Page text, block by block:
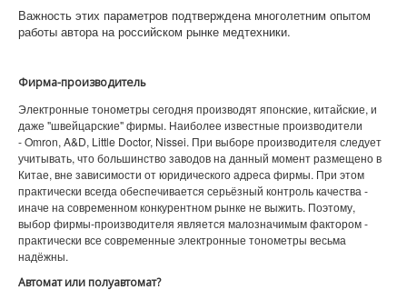
Важность этих параметров подтверждена многолетним опытом
работы автора на российском рынке медтехники.
Фирма-производитель
Электронные тонометры сегодня производят японские, китайские, и
даже "швейцарские" фирмы. Наиболее известные производители
- Omron, A&D, Little Doctor, Nissei. При выборе производителя следует
учитывать, что большинство заводов на данный момент размещено в
Китае, вне зависимости от юридического адреса фирмы. При этом
практически всегда обеспечивается серьёзный контроль качества -
иначе на современном конкурентном рынке не выжить. Поэтому,
выбор фирмы-производителя является малозначимым фактором -
практически все современные электронные тонометры весьма
надёжны.
Автомат или полуавтомат?